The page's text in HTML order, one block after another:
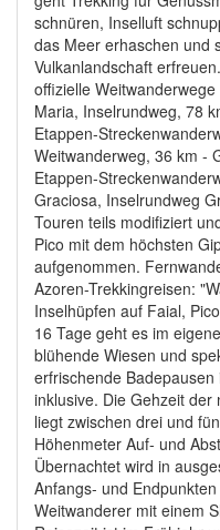
schnüren, Inselluft
das Meer erhaschen und
Vulkanlandschaft
offizielle
Maria, Inselrundweg, 78
Etappen-
Weitwanderweg, 36 km -
Etappen-
Graciosa, Inselrundweg
Touren teils modifiziert
Pico mit dem höchsten
aufgenommen.
Azoren-Trekkingreisen:
Inselhüpfen auf Faial,
16 Tage geht es im
blühende Wiesen und
erfrischende
inklusive. Die Gehzeit der
liegt zwischen drei und
Höhenmeter Auf- und
Übernachtet wird in
Anfangs- und
Weitwanderer mit einem